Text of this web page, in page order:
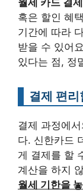
월세 카드 결
혹은 할인 혜
기간에 따라
받을 수 있어
있다는 점, 정
결제 편리
결제 과정에서
다. 신한카드
게 결제를 할
계산을 하지
월세 기한을